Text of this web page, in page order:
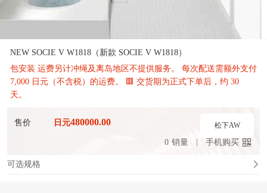
NEW SOCIE V W1818（新款 SOCIE V W1818）
包安装 运费另计冲绳及离岛地区不提供服务。 每次配送需额外支付
7,000 日元（不含税）的运费。 🟥 交货期为正式下单后，约 30
天。
售价 日元480000.00
0 销量 手机购买
松下AW
可选规格